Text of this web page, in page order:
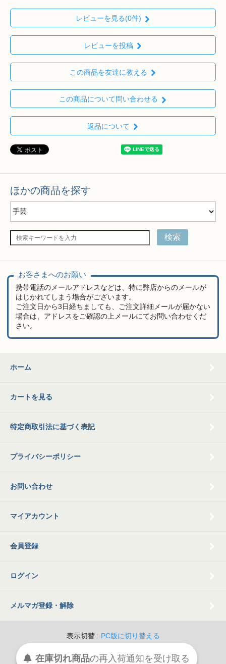
レビューを見る(0件)
レビューを投稿
この商品を友達に教える
この商品について問い合わせる
返品について
ほかの商品を探す
検索
お客さまへのお願い
携帯電話のメールアドレスなどは、特に弊店からのメールが
はじかれてしまう場合がございます。
ご注文日から3日経ちましても、ご注文詳細メールが届かない
場合は、アドレスをご確認の上メールにてお問い合わせくだ
さい。
ホーム
カートを見る
特定商取引法に基づく表記
プライバシーポリシー
お問い合わせ
マイアカウント
会員登録
ログイン
メルマガ登録・解除
表示切替 : PC版に切り替える
© 2009 Old Books Tamatsubaki All Rights Reserved.
在庫切れ商品の再入荷通知を受け取る